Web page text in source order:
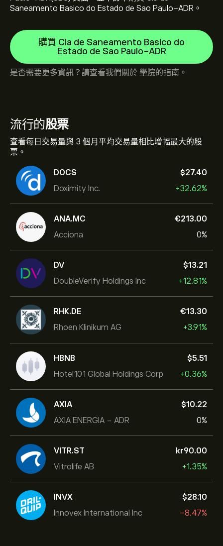
流行的股票
查看每日交易量與 3 個月平均交易量相比增幅最大的股
票。
DOCS
Doximity Inc.
‎$‎27.40
+32.62%
ANA.MC
Acciona
‎€‎213.00
0%
DV
DoubleVerify Holdings Inc
‎$‎13.21
+12.81%
RHK.DE
Rhoen Klinikum AG
‎€‎13.30
+3.91%
HBNB
Hotel101 Global Holdings Corp
‎$‎5.51
+0.36%
AXIA
AXIA ENERGIA - ADR
‎$‎10.22
0%
VITR.ST
Vitrolife AB
‎kr‎90.00
+1.35%
INVX
Innovex International Inc
‎$‎28.10
-8.47%
Saneamento Basico do Estado de Sao Paulo-ADR。
購買 Cia de Saneamento Basico do
Estado de Sao Paulo-ADR
是否需要更多資訊？請查看我們關於 學院的指南。